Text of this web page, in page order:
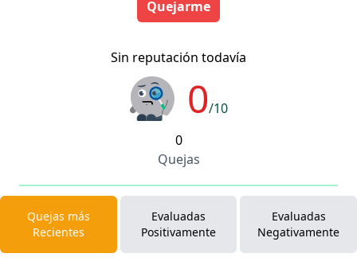
Quejarme
Sin reputación todavía
0/10
0
Quejas
Quejas más
Recientes
Evaluadas
Positivamente
Evaluadas
Negativamente